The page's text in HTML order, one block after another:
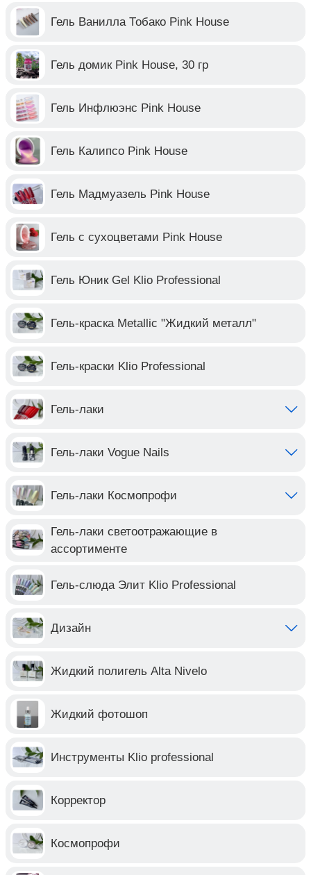
Гель Ванилла Тобако Pink House
Гель домик Pink House, 30 гр
Гель Инфлюэнс Pink House
Гель Калипсо Pink House
Гель Мадмуазель Pink House
Гель с сухоцветами Pink House
Гель Юник Gel Klio Professional
Гель-краска Metallic "Жидкий металл"
Гель-краски Klio Professional
Гель-лаки
Гель-лаки Vogue Nails
Гель-лаки Космопрофи
Гель-лаки светоотражающие в
ассортименте
Гель-слюда Элит Klio Professional
Дизайн
Жидкий полигель Alta Nivelo
Жидкий фотошоп
Инструменты Klio professional
Корректор
Космопрофи